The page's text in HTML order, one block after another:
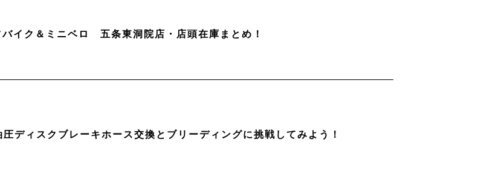
イク＆ミニベロ 五条東洞院店・店頭在庫まとめ！
ディスクブレーキホース交換とブリーディングに挑戦してみよう！